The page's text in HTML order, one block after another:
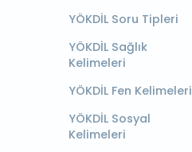
YÖKDİL Soru Tipleri
YÖKDİL Sağlık
Kelimeleri
YÖKDİL Fen Kelimeleri
YÖKDİL Sosyal
Kelimeleri